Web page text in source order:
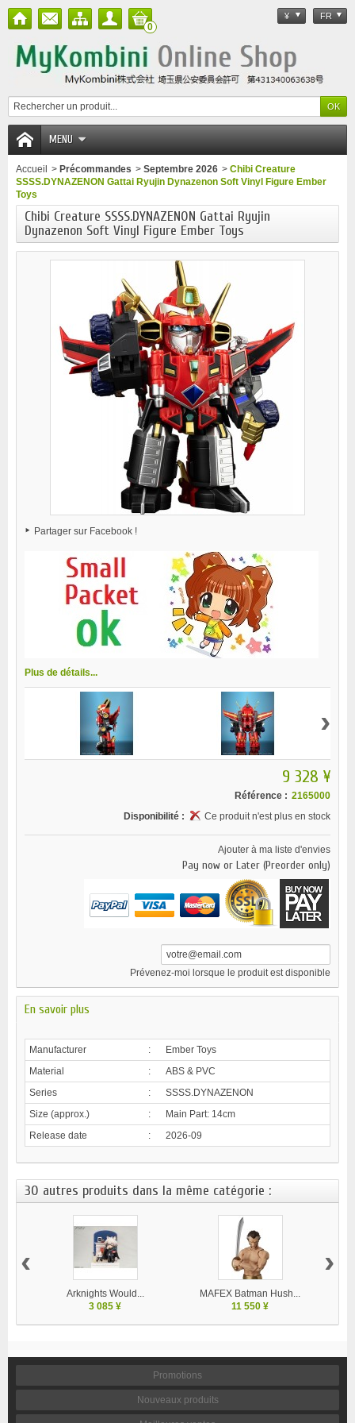
¥ FR
0
MENU
Accueil > Précommandes > Septembre 2026 > Chibi Creature
SSSS.DYNAZENON Gattai Ryujin Dynazenon Soft Vinyl Figure Ember
Toys
Chibi Creature SSSS.DYNAZENON Gattai Ryujin
Dynazenon Soft Vinyl Figure Ember Toys
Partager sur Facebook !
Plus de détails...
›
9 328 ¥
Référence : 2165000
Disponibilité :
Ce produit n'est plus en stock
Ajouter à ma liste d'envies
Pay now or Later (Preorder only)
Prévenez-moi lorsque le produit est disponible
En savoir plus
Manufacturer :
Ember Toys
Material
:
ABS & PVC
Series
:
SSSS.DYNAZENON
Size (approx.)
:
Main Part: 14cm
Release date
: 2026-09
30 autres produits dans la même catégorie :
Arknights Would...
3 085 ¥
MAFEX Batman Hush...
11 550 ¥
‹ ›
Promotions
Nouveaux produits